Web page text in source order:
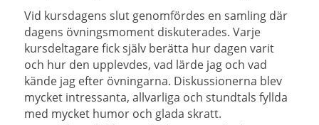
Vid kursdagens slut genomfördes en samling där
dagens övningsmoment diskuterades. Varje
kursdeltagare fick själv berätta hur dagen varit
och hur den upplevdes, vad lärde jag och vad
kände jag efter övningarna. Diskussionerna blev
mycket intressanta, allvarliga och stundtals fyllda
med mycket humor och glada skratt.